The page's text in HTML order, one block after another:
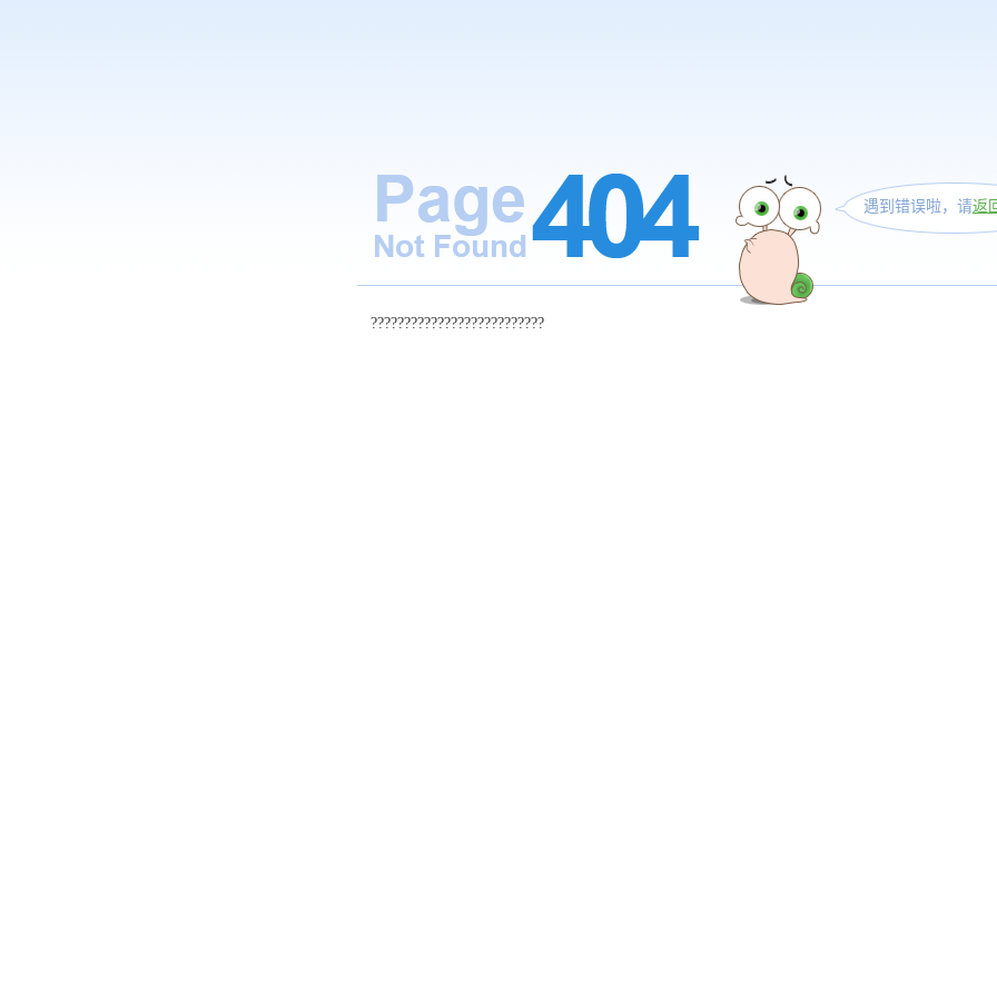
遇到错误啦，请返
??????????????????????????